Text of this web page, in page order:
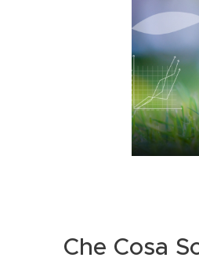
Che Cosa